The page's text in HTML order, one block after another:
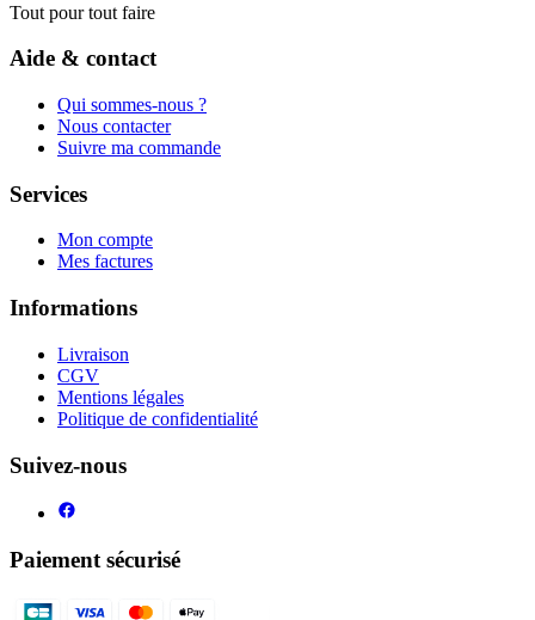
Tout pour tout faire
Aide & contact
Qui sommes-nous ?
Nous contacter
Suivre ma commande
Services
Mon compte
Mes factures
Informations
Livraison
CGV
Mentions légales
Politique de confidentialité
Suivez-nous
Paiement sécurisé